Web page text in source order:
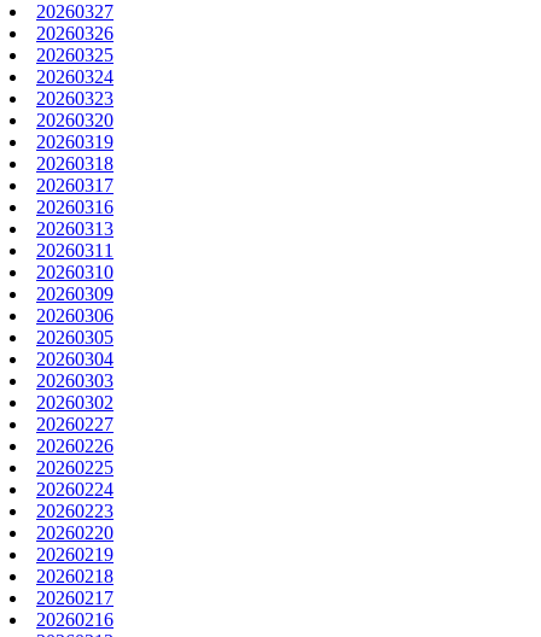
20260327
20260326
20260325
20260324
20260323
20260320
20260319
20260318
20260317
20260316
20260313
20260311
20260310
20260309
20260306
20260305
20260304
20260303
20260302
20260227
20260226
20260225
20260224
20260223
20260220
20260219
20260218
20260217
20260216